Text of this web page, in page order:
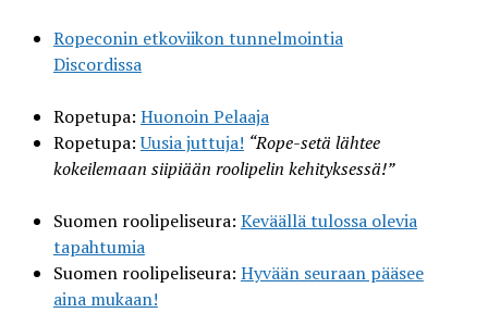
Ropeconin etkoviikon tunnelmointia
Discordissa
Ropetupa: Huonoin Pelaaja
Ropetupa:Uusia juttuja! “Rope-setä lähtee
kokeilemaan siipiään roolipelin kehityksessä!”
Suomen roolipeliseura: Keväällä tulossa olevia
tapahtumia
Suomen roolipeliseura: Hyvään seuraan pääsee
aina mukaan!